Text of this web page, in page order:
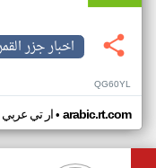
اخبار جزر
QG60YL
ار تي عربي• arabic.rt.com